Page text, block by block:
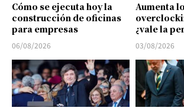
Cómo se ejecuta hoy la
construcción de oficinas
para empresas
06/08/2026
Aumenta
¿vale la
03/08/2026